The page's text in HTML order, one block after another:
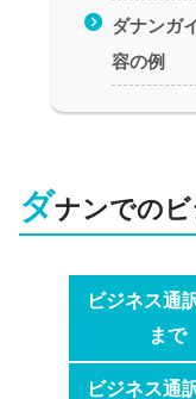
ダナンガ
容の例
ダナンでの
ビジネス通
まで
ビジネス通